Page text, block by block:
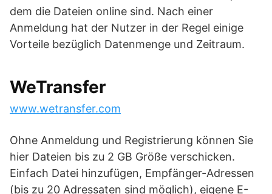
dem die Dateien online sind. Nach einer
Anmeldung hat der Nutzer in der Regel einige
Vorteile bezüglich Datenmenge und Zeitraum.
WeTransfer
www.wetransfer.com
Ohne Anmeldung und Registrierung können Sie
hier Dateien bis zu 2 GB Größe verschicken.
Einfach Datei hinzufügen, Empfänger-Adressen
(bis zu 20 Adressaten sind möglich), eigene E-